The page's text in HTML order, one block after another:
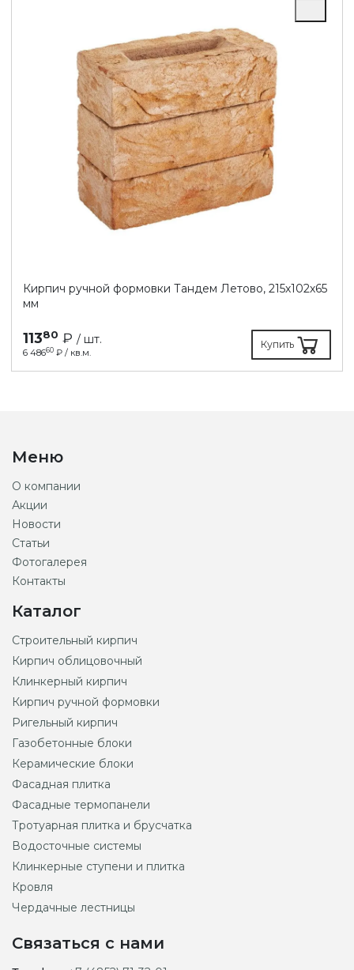
Кирпич ручной формовки Тандем Летово, 215х102х65
мм
11380 ₽ / шт.
6 48660 ₽ / кв.м.
Купить
Меню
О компании
Акции
Новости
Статьи
Фотогалерея
Контакты
Каталог
Строительный кирпич
Кирпич облицовочный
Клинкерный кирпич
Кирпич ручной формовки
Ригельный кирпич
Газобетонные блоки
Керамические блоки
Фасадная плитка
Фасадные термопанели
Тротуарная плитка и брусчатка
Водосточные системы
Клинкерные ступени и плитка
Кровля
Чердачные лестницы
Связаться с нами